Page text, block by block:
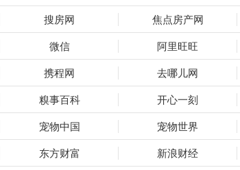
搜房网 焦点房产网
微信 阿里旺旺
携程网 去哪儿网
糗事百科 开心一刻
宠物中国 宠物世界
东方财富 新浪财经